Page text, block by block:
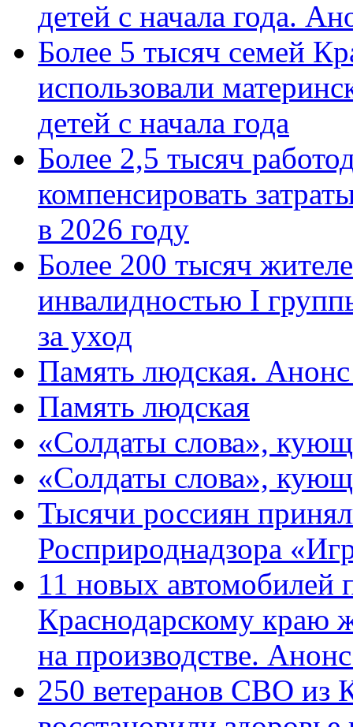
детей с начала года.
Более 5 тысяч семей
использовали
детей с начала года
Более 2,5 тысяч
компенсировать
в 2026 году
Более 200 тысяч
инвалидностью I
за уход
Память людская.
Память людская
«Солдаты слова»,
«Солдаты слова»,
Тысячи россиян
Росприроднадзора
11 новых автомобилей
Краснодарскому краю
на производстве.
250 ветеранов СВО из